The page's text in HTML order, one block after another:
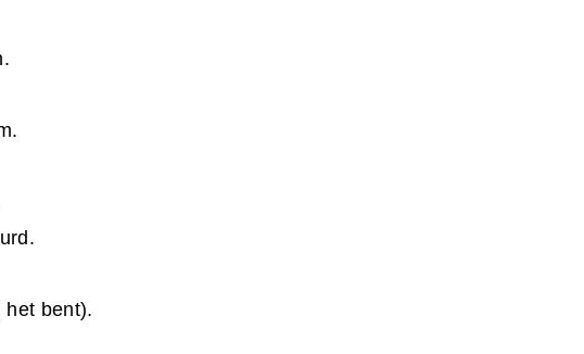
het bent).